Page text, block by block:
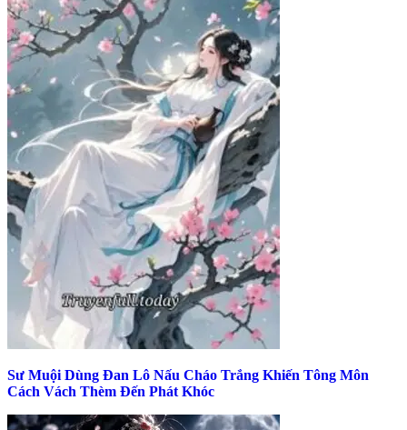
Sư Muội Dùng Đan Lô Nấu Cháo Trắng Khiến Tông Môn
Cách Vách Thèm Đến Phát Khóc